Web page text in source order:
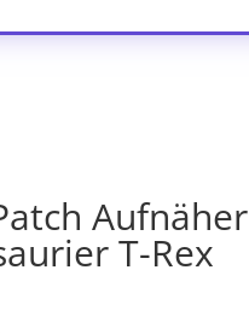
Aufnäher
T-Rex